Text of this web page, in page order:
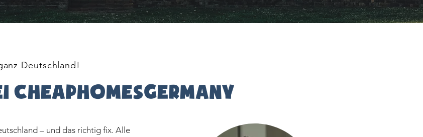
Deutschland!
CheapHomesGermany
– und das richtig fix. Alle